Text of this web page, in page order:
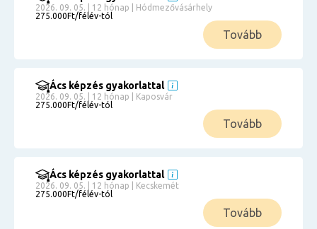
2026. 09. 05. | 12 hónap | Hódmezővásárhely
275.000Ft/félév-tól
Tovább
Ács képzés gyakorlattal
2026. 09. 05. | 12 hónap | Kaposvár
275.000Ft/félév-tól
Tovább
Ács képzés gyakorlattal
2026. 09. 05. | 12 hónap | Kecskemét
275.000Ft/félév-tól
Tovább